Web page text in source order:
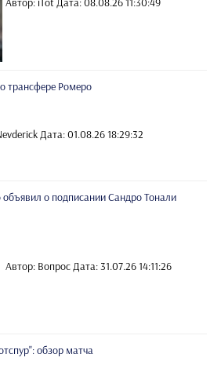
трансфере Ромеро
Дата: 01.08.26 18:29:32
о подписании Сандро Тонали
Автор: ВопросДата: 31.07.26 14:11:26
обзор матча